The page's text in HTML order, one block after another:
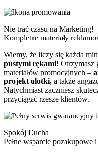
Nie trać czasu na Marketing!
Kompletne materiały
Wiemy, że liczy się każda
pustymi rękami! Otrzymasz
materiałów promocyjnych –
projekt ulotki, a także
Natychmiast zaczniesz
przyciągać rzesze klientów.
Spokój Ducha
Pełne wsparcie pozakupowe